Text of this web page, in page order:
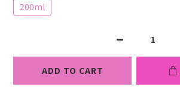
200ml
ADD TO CART